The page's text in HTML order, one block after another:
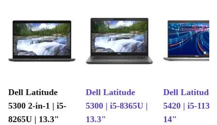
Dell Latitude
5300 2-in-1 | i5-
8265U | 13.3"
Dell Latitude
5300 | i5-8365U |
13.3"
Dell Latitude
5420 | i5-
14"